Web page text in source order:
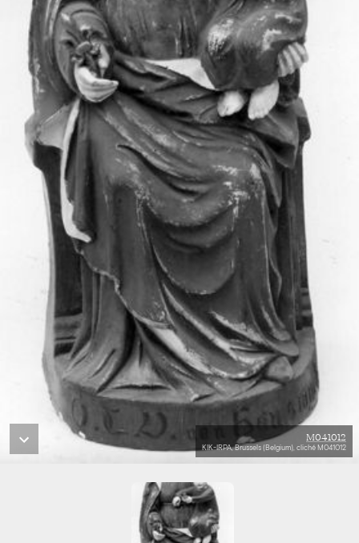
M041012
KIK-IRPA, Brussels (Belgium), cliché M041012